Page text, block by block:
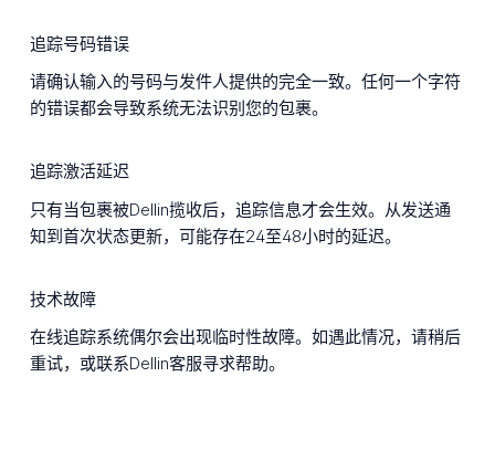
追踪号码错误
请确认输入的号码与发件人提供的完全一致。任何一个字符
的错误都会导致系统无法识别您的包裹。
追踪激活延迟
只有当包裹被Dellin揽收后，追踪信息才会生效。从发送通
知到首次状态更新，可能存在24至48小时的延迟。
技术故障
在线追踪系统偶尔会出现临时性故障。如遇此情况，请稍后
重试，或联系Dellin客服寻求帮助。